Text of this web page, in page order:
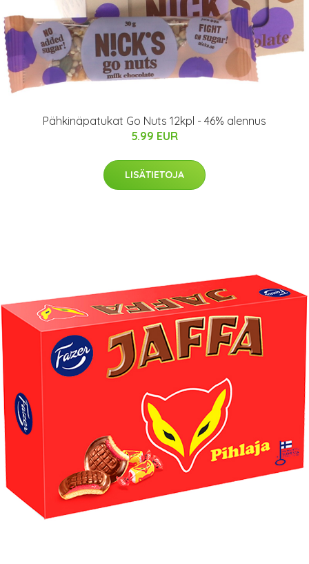
Pähkinäpatukat Go Nuts 12kpl - 46% alennus
5.99 EUR
LISÄTIETOJA